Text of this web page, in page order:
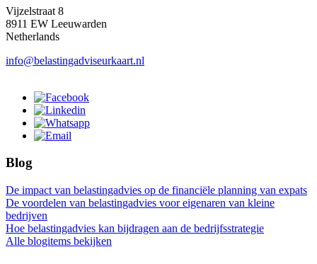
Vijzelstraat 8
8911 EW Leeuwarden
Netherlands
info@belastingadviseurkaart.nl
Blog
De impact van belastingadvies op de financiële planning van expats
De voordelen van belastingadvies voor eigenaren van kleine
bedrijven
Hoe belastingadvies kan bijdragen aan de bedrijfsstrategie
Alle blogitems bekijken